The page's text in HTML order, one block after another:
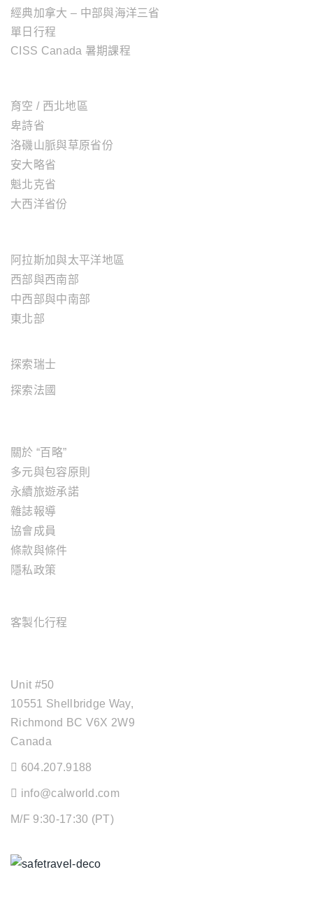
經典加拿大 – 中部與海洋三省
單日行程
CISS Canada 暑期課程
育空 / 西北地區
卑詩省
洛磯山脈與草原省份
安大略省
魁北克省
大西洋省份
阿拉斯加與太平洋地區
西部與西南部
中西部與中南部
東北部
探索瑞士
探索法國
關於 “百略”
多元與包容原則
永續旅遊承諾
雜誌報導
協會成員
條款與條件
隱私政策
客製化行程
Unit #50
10551 Shellbridge Way,
Richmond BC V6X 2W9
Canada
604.207.9188
info@calworld.com
M/F 9:30-17:30 (PT)